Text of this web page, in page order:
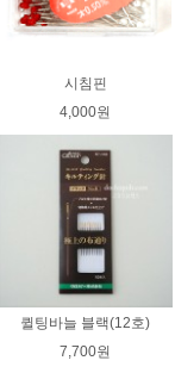
시침핀
4,000원
퀼팅바늘 블랙(12호)
7,700원